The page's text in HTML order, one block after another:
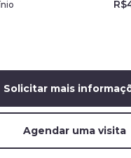
Solicitar mais
Agendar uma visita